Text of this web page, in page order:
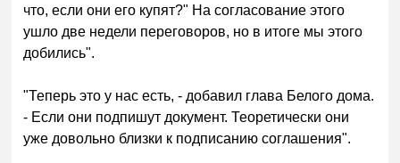
что, если они его купят?" На согласование этого
ушло две недели переговоров, но в итоге мы этого
добились".
"Теперь это у нас есть, - добавил глава Белого дома.
- Если они подпишут документ. Теоретически они
уже довольно близки к подписанию соглашения".